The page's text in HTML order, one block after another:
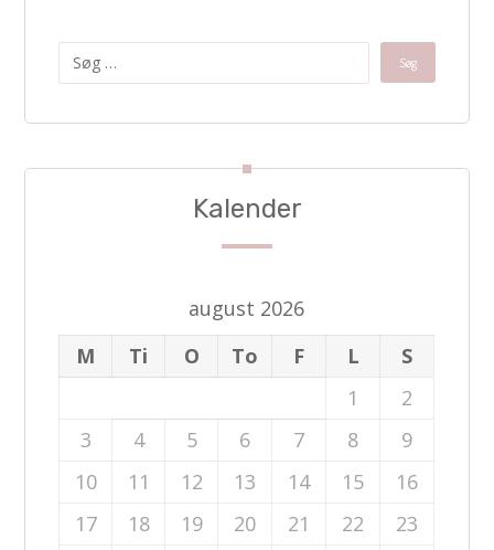
Kalender
august 2026
M
Ti O To F L
S
1
2
3
4 5 6 7 8
9
10
11 12 13 14 15
16
17
18 19 20 21 22
23